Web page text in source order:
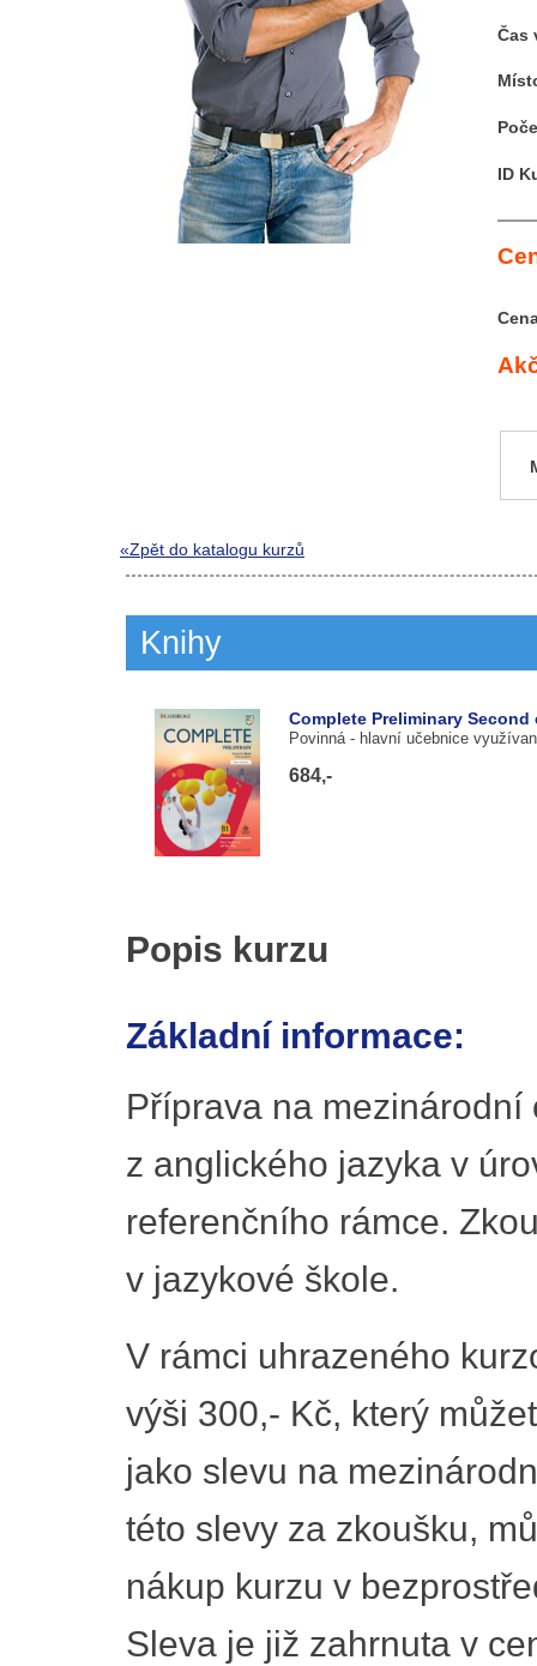
Čas
ID
«Zpět do katalogu kurzů
Knihy
Complete Preliminary
Povinná - hlavní učebnice
684,-
Popis kurzu
Základní informace:
Příprava na mezinárodní
z anglického jazyka v
referenčního rámce.
v jazykové škole.
V rámci uhrazeného
výši 300,- Kč, který
jako slevu na
této slevy za zkoušku,
nákup kurzu v
Sleva je již zahrnuta v